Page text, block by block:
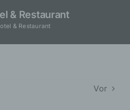
& Restaurant
& Restaurant
Vor